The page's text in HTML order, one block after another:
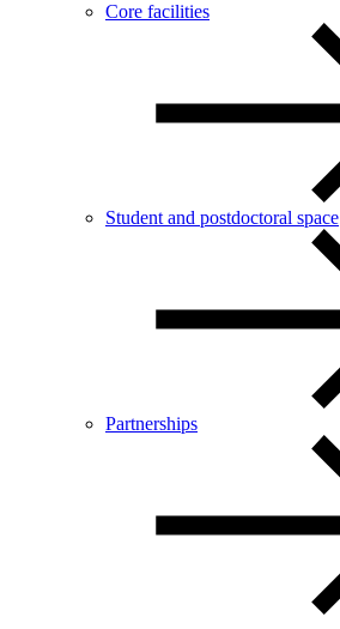
Core facilities
Student and postdoctoral space
Partnerships